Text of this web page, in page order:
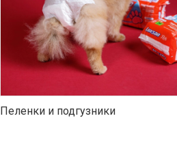
Пеленки и подгузники